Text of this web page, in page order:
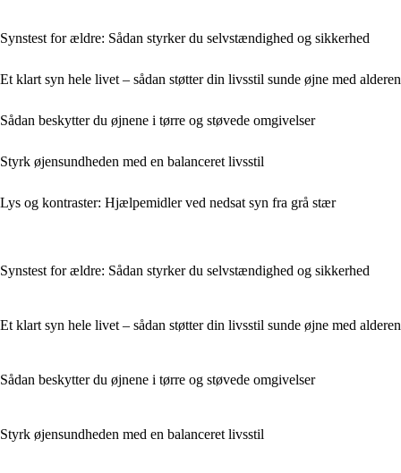
Synstest for ældre: Sådan styrker du selvstændighed og sikkerhed
Et klart syn hele livet – sådan støtter din livsstil sunde øjne med alderen
Sådan beskytter du øjnene i tørre og støvede omgivelser
Styrk øjensundheden med en balanceret livsstil
Lys og kontraster: Hjælpemidler ved nedsat syn fra grå stær
Synstest for ældre: Sådan styrker du selvstændighed og sikkerhed
Et klart syn hele livet – sådan støtter din livsstil sunde øjne med alderen
Sådan beskytter du øjnene i tørre og støvede omgivelser
Styrk øjensundheden med en balanceret livsstil